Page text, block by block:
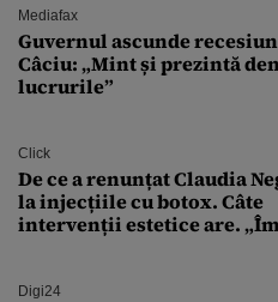
Mediafax
Guvernul ascunde
Câciu: „Mint și prezintă
lucrurile”
Click
De ce a renunțat Claudia
la injecțiile cu botox. Câte
intervenții estetice are.
Digi24